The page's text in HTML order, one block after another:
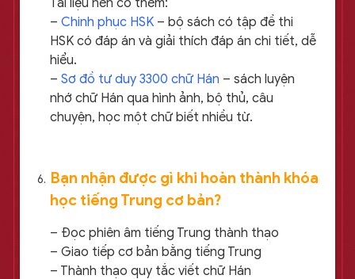
– Chinh phục HSK – bộ sách có tập đề thi
HSK có đáp án và giải thích đáp án chi tiết, dễ
hiểu.
– Sơ đồ tư duy 3300 chữ Hán – sách luyện
nhớ chữ Hán qua hình ảnh, bộ thủ, câu
chuyện, học một chữ biết nhiều từ.
Bạn nhận được gì khi hoàn thành khóa
học tiếng Trung cơ bản?
– Đọc phiên âm tiếng Trung thành thạo
– Giao tiếp cơ bản bằng tiếng Trung
– Thành thạo quy tắc viết chữ Hán